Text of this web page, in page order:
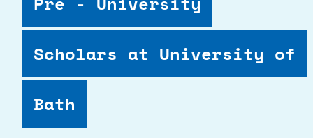
Scholars at University of
Bath